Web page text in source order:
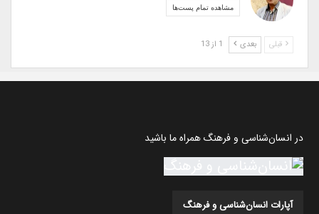
مشاهده تمام پست‌ها
قبلی بعدی
در انسان‌شناسی و فرهنگ همراه ما باشید
آپارات انسان‌شناسی و فرهنگ